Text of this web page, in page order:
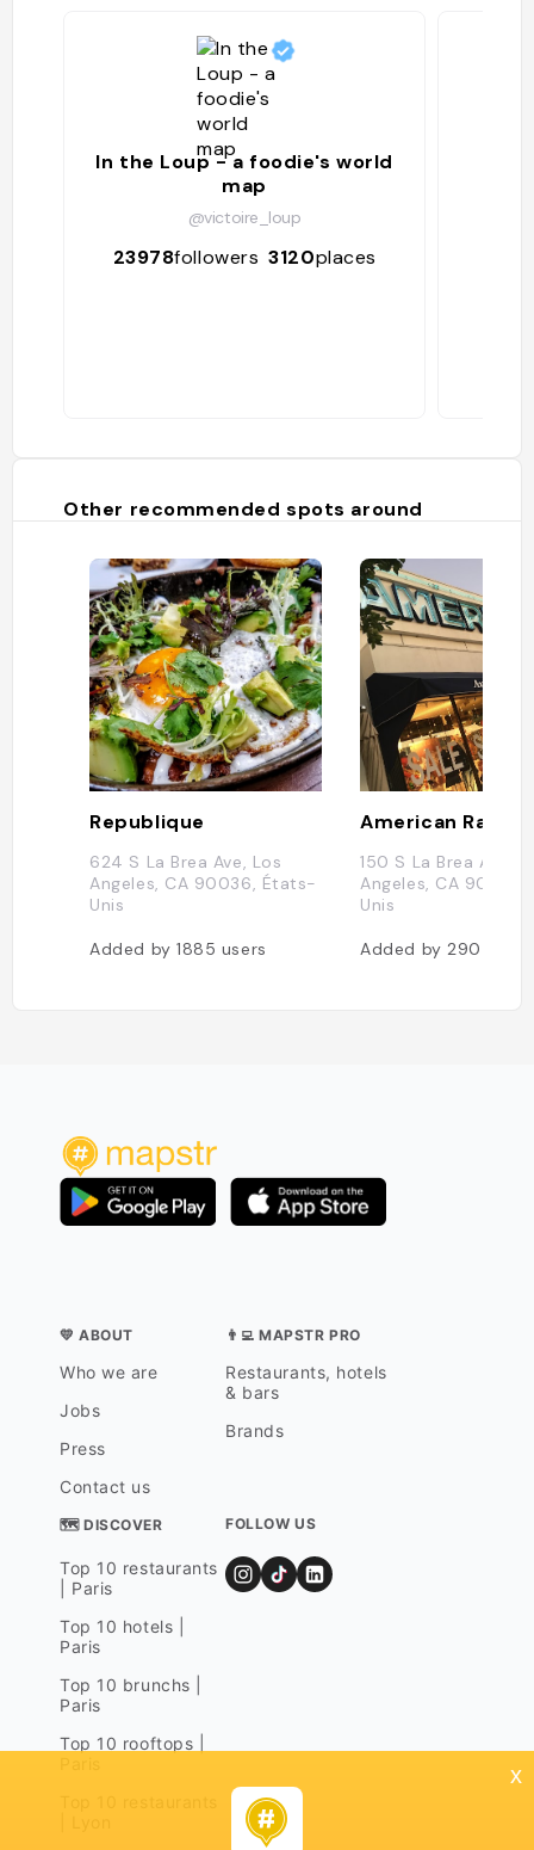
In the Loup - a foodie's world
map
@victoire_loup
23978followers 3120places
Other recommended spots around
Republique
624 S La Brea Ave, Los
Angeles, CA 90036, États-
Unis
Added by1885 users
American Rag
150 S La Brea Ave,
Angeles, CA
Unis
Added by290
💛 ABOUT
Who we are
Jobs
Press
Contact us
👨‍💻 MAPSTR PRO
Restaurants, hotels
& bars
Brands
🗺 DISCOVER
Top 10 restaurants
| Paris
Top 10 hotels |
Paris
Top 10 brunchs |
Paris
Top 10 rooftops |
FOLLOW US
x